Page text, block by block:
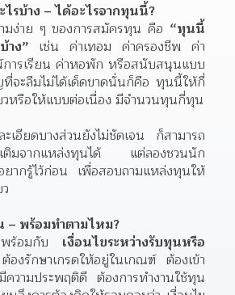
บ้าง – ได้อะไรจากทุนนี้?
มง่าย ๆ ของการสมัครทุน คือ “ทุนนี้
าง” เช่น ค่าเทอม ค่าครองชีพ ค่า
ารเรียน ค่าหอพัก หรือสนับสนุนแบบ
จะลืมไม่ได้เด็ดขาดนั่นก็คือ ทุนนี้ให้กี่
ะเอียดบางส่วนยังไม่ชัดเจน ก็สามารถ
เติมจากแหล่งทุนได้ แต่ลองชวนนัก
ยากรู้ไว้ก่อน เพื่อสอบถามแหล่งทุนให้
– พร้อมทำตามไหม?
พร้อมกับ เงื่อนไขระหว่างรับทุนหรือ
องรักษาเกรดให้อยู่ในเกณฑ์ ต้องเข้า
วามประพฤติดี ต้องการทำงานใช้ทุน